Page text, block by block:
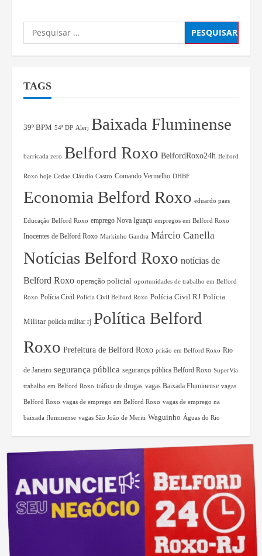
TAGS
39º BPM 54ª DP Alerj Baixada Fluminense
barricada zero Belford Roxo BelfordRoxo24h Belford
Roxo hoje Cedae Cláudio Castro Comando Vermelho DHBF
Economia Belford Roxo eduardo paes
Educação Belford Roxo emprego Nova Iguaçu empregos em Belford Roxo
Inocentes de Belford Roxo Markinho Gandra Márcio Canella
Notícias Belford Roxo notícias de
Belford Roxo operação policial oportunidades de trabalho em Belford
Roxo Polícia Civil Polícia Civil Belford Roxo Polícia Civil RJ Polícia
Militar polícia militar rj Política Belford
Roxo Prefeitura de Belford Roxo prisão em Belford Roxo Rio
de Janeiro segurança pública segurança pública Belford Roxo SuperVia
trabalho em Belford Roxo tráfico de drogas vagas Baixada Fluminense vagas
Belford Roxo vagas de emprego em Belford Roxo vagas de emprego na
baixada fluminense vagas São João de Meriti Waguinho Águas do Rio